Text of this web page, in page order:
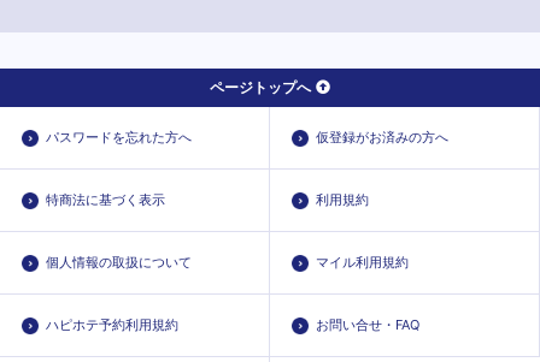
ページトップへ
パスワードを忘れた方へ 仮登録がお済みの方へ
特商法に基づく表示 利用規約
個人情報の取扱について マイル利用規約
ハピホテ予約利用規約 お問い合せ・FAQ